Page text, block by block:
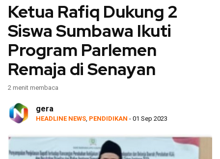
Ketua Rafiq Dukung 2
Siswa Sumbawa Ikuti
Program Parlemen
Remaja di Senayan
2 menit membaca
gera
HEADLINE NEWS PENDIDIKAN - 01 Sep 2023